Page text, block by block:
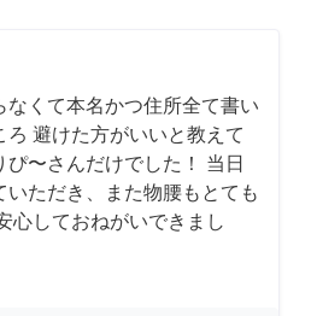
なくて本名かつ住所全て書い
ろ 避けた方がいいと教えて
〜さんだけでした！ 当日
いただき、また物腰もとても
心しておねがいできまし